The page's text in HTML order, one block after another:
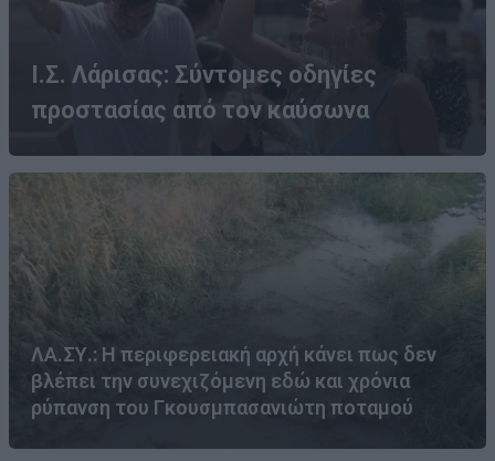
Ι.Σ. Λάρισας: Σύντομες οδηγίες
προστασίας από τον καύσωνα
ΛΑ.ΣΥ.: Η περιφερειακή αρχή κάνει πως δεν
βλέπει την συνεχιζόμενη εδώ και χρόνια
ρύπανση του Γκουσμπασανιώτη ποταμού